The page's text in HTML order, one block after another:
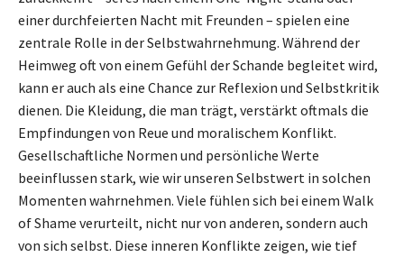
einer durchfeierten Nacht mit Freunden – spielen eine
zentrale Rolle in der Selbstwahrnehmung. Während der
Heimweg oft von einem Gefühl der Schande begleitet wird,
kann er auch als eine Chance zur Reflexion und Selbstkritik
dienen. Die Kleidung, die man trägt, verstärkt oftmals die
Empfindungen von Reue und moralischem Konflikt.
Gesellschaftliche Normen und persönliche Werte
beeinflussen stark, wie wir unseren Selbstwert in solchen
Momenten wahrnehmen. Viele fühlen sich bei einem Walk
of Shame verurteilt, nicht nur von anderen, sondern auch
von sich selbst. Diese inneren Konflikte zeigen, wie tief